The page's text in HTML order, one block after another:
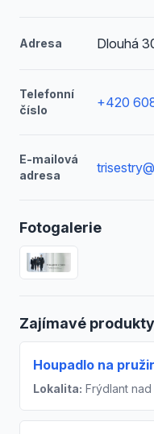
Adresa Dlouhá
Telefonní
číslo
+420
E-mailová
adresa
Fotogalerie
Zajímavé
Houpadlo na
Lokalita: Frýdlant